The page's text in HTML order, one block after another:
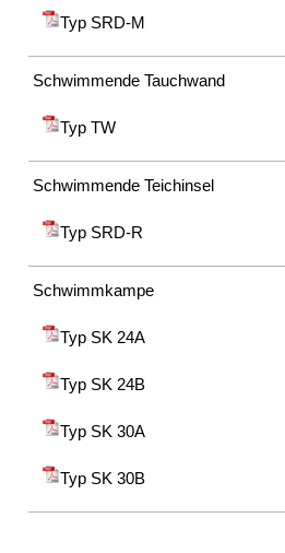
Deckwerk
Impressum
Datenschutz
Suche
SCHLIESSEN
BesTex®
Erosionsschutzmatte
Kokosgewebe
Saatmatte
Erosionsschutzvliese
Maulwurf-
Wühlmausschutzgitter
Datenschutz
MENÜ
Helixis®
Typ SRD-M
Schwimmende Tauchwand
Typ TW
Schwimmende Teichinsel
Typ SRD-R
Schwimmkampe
Typ SK 24A
Typ SK 24B
Typ SK 30A
Typ SK 30B